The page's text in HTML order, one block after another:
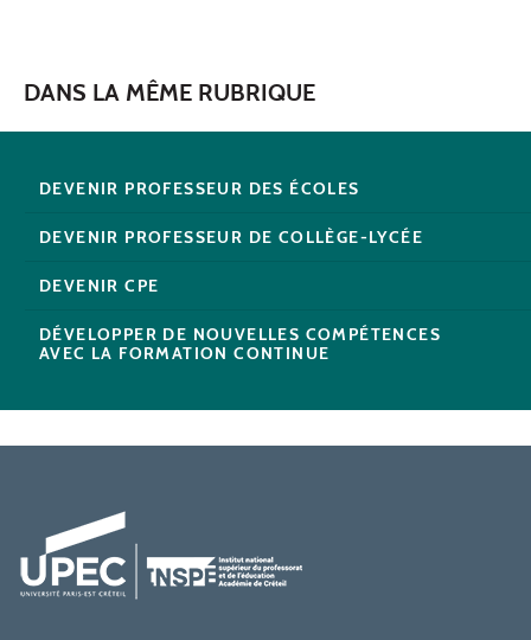
DANS LA MÊME RUBRIQUE
DEVENIR PROFESSEUR DES ÉCOLES
DEVENIR PROFESSEUR DE COLLÈGE-LYCÉE
DEVENIR CPE
DÉVELOPPER DE NOUVELLES COMPÉTENCES
AVEC LA FORMATION CONTINUE